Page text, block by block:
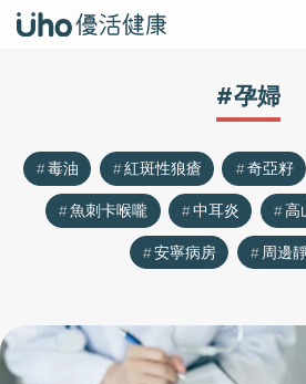
#孕婦
毒油 紅斑性狼瘡 奇亞籽
魚刺卡喉嚨
中耳炎 高
安寧病房
周邊